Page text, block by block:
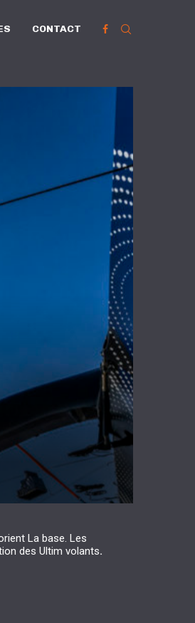
CONTACT
La base. Les
des Ultim volants.